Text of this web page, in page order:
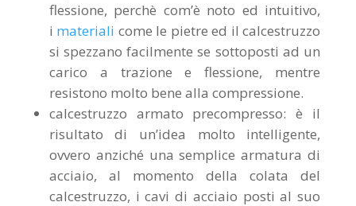
flessione, perchè com’è noto ed intuitivo,
i materiali come le pietre ed il calcestruzzo
si spezzano facilmente se sottoposti ad un
carico a trazione e flessione, mentre
resistono molto bene alla compressione.
calcestruzzo armato precompresso: è il
risultato di un’idea molto intelligente,
ovvero anziché una semplice armatura di
acciaio, al momento della colata del
calcestruzzo, i cavi di acciaio posti al suo